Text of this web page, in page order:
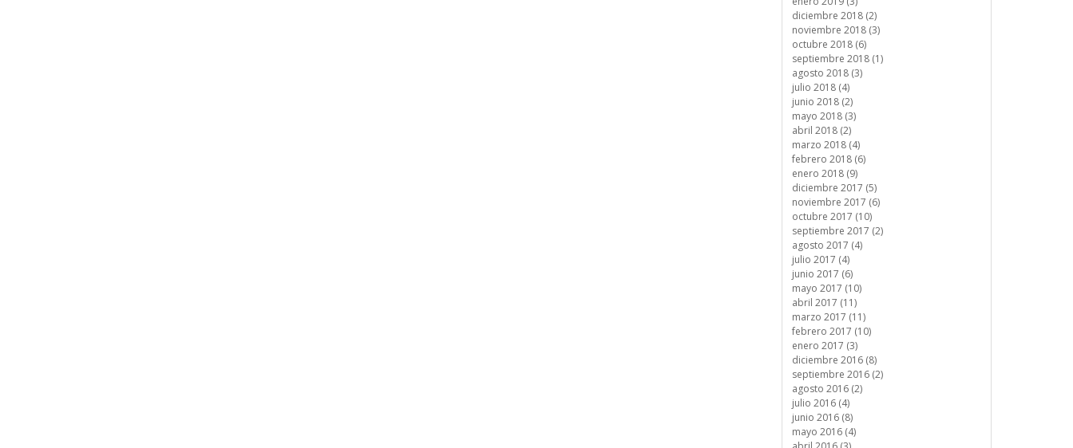
diciembre 2018 (2)
noviembre 2018 (3)
octubre 2018 (6)
septiembre 2018 (1)
agosto 2018 (3)
julio 2018 (4)
junio 2018 (2)
mayo 2018 (3)
abril 2018 (2)
marzo 2018 (4)
febrero 2018 (6)
enero 2018 (9)
diciembre 2017 (5)
noviembre 2017 (6)
octubre 2017 (10)
septiembre 2017 (2)
agosto 2017 (4)
julio 2017 (4)
junio 2017 (6)
mayo 2017 (10)
abril 2017 (11)
marzo 2017 (11)
febrero 2017 (10)
enero 2017 (3)
diciembre 2016 (8)
septiembre 2016 (2)
agosto 2016 (2)
julio 2016 (4)
junio 2016 (8)
mayo 2016 (4)